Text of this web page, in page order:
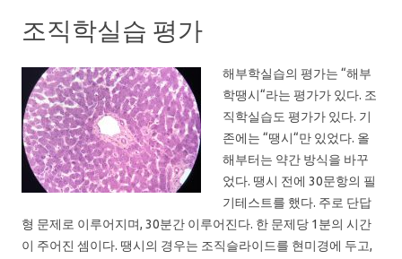
조직학실습 평가
해부학실습의 평가는 “해부
학땡시“라는 평가가 있다. 조
직학실습도 평가가 있다. 기
존에는 “땡시“만 있었다. 올
해부터는 약간 방식을 바꾸
었다. 땡시 전에 30문항의 필
기테스트를 했다. 주로 단답
형 문제로 이루어지며, 30분간 이루어진다. 한 문제당 1분의 시간
이 주어진 셈이다. 땡시의 경우는 조직슬라이드를 현미경에 두고,